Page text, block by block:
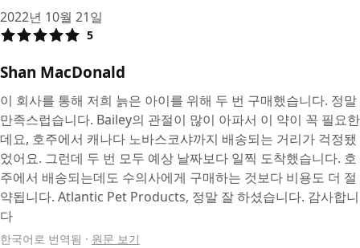
2022년 10월 21일
5
Shan MacDonald
이 회사를 통해 저희 늙은 아이를 위해 두 번 구매했습니다. 정말
만족스럽습니다. Bailey의 관절이 많이 아파서 이 약이 꼭 필요한
데요, 호주에서 캐나다 노바스코샤까지 배송되는 거리가 걱정됐
었어요. 그런데 두 번 모두 예상 날짜보다 일찍 도착했습니다. 호
주에서 배송되는데도 수의사에게 구매하는 것보다 비용도 더 절
약됩니다. Atlantic Pet Products, 정말 잘 하셨습니다. 감사합니
다
한국어로 번역됨 · 원문 보기